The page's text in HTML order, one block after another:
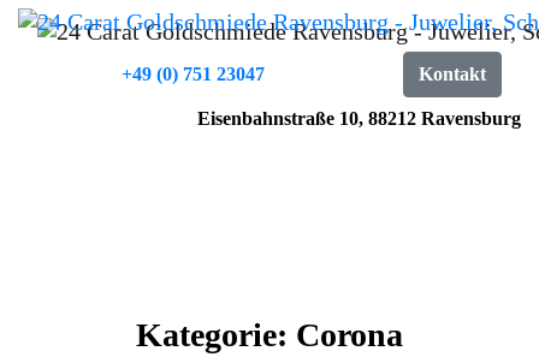
+49 (0) 751 23047 Kontakt
Eisenbahnstraße 10, 88212 Ravensburg
Kategorie: Corona